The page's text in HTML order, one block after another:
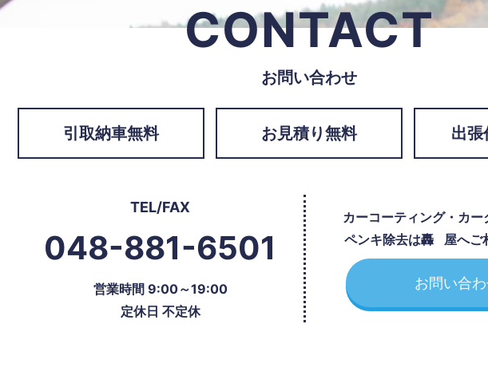
CONTACT
お問い合わせ
引取納車無料 お見積り無料 出張
TEL/FAX
048-881-6501
営業時間 9:00～19:00
定休日 不定休
カーコーティング・カ
ペンキ除去は轟屋へご
お問い合